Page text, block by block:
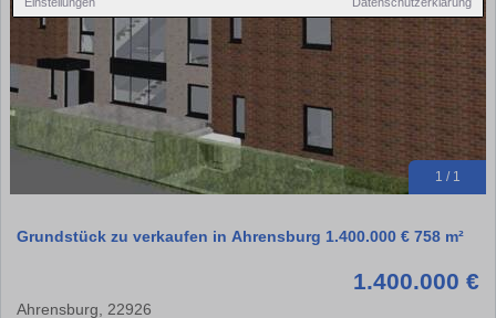
1 / 1
Grundstück zu verkaufen in Ahrensburg 1.400.000 € 758 m²
1.400.000 €
Ahrensburg, 22926